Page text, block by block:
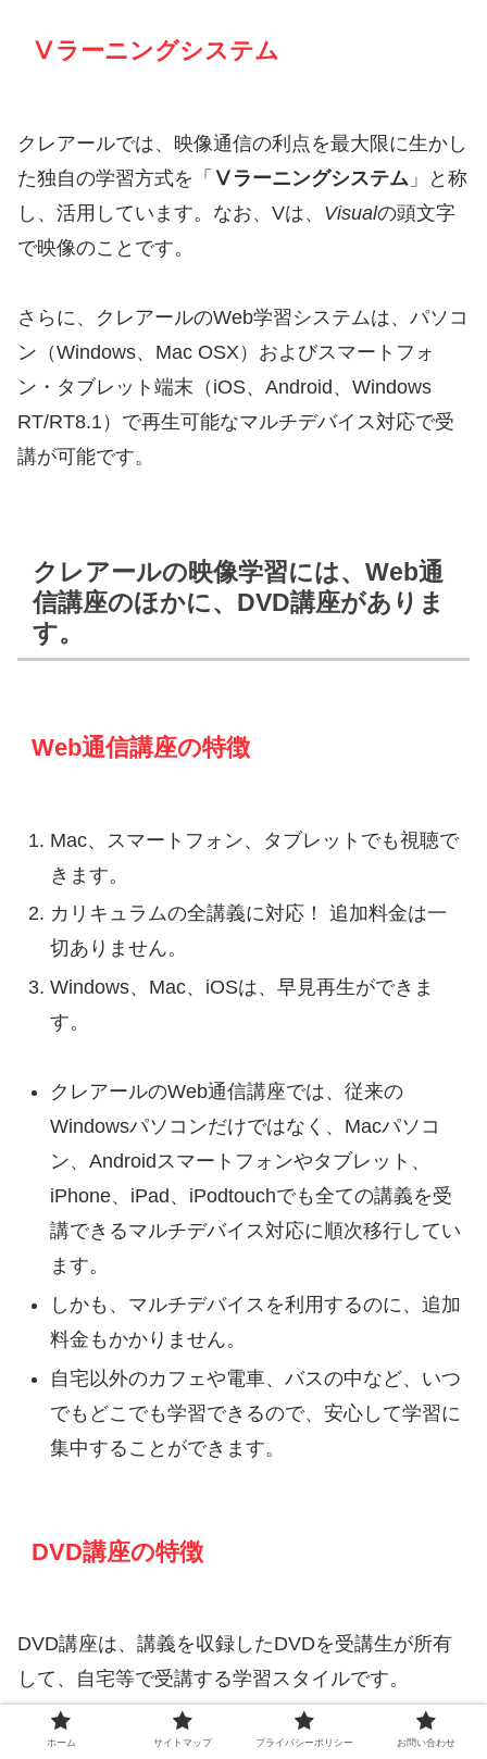
Ⅴラーニングシステム
クレアールでは、映像通信の利点を最大限に生かし
た独自の学習方式を「 Ⅴラーニングシステム 」と称
し、活用しています。なお、Vは、 Visualの頭文字
で映像のことです。
さらに、クレアールのWeb学習システムは、パソコ
ン（Windows、Mac OSX）およびスマートフォ
ン・タブレット端末（iOS、Android、Windows
RT/RT8.1）で再生可能なマルチデバイス対応で受
講が可能です。
クレアールの映像学習には、Web通
信講座のほかに、DVD講座がありま
す。
Web通信講座の特徴
Mac、スマートフォン、タブレットでも視聴で
きます。
カリキュラムの全講義に対応！ 追加料金は一
切ありません。
Windows、Mac、iOSは、早見再生ができま
す。
クレアールのWeb通信講座では、従来の
Windowsパソコンだけではなく、Macパソコ
ン、Androidスマートフォンやタブレット、
iPhone、iPad、iPodtouchでも全ての講義を受
講できるマルチデバイス対応に順次移行してい
ます。
しかも、マルチデバイスを利用するのに、追加
料金もかかりません。
自宅以外のカフェや電車、バスの中など、いつ
でもどこでも学習できるので、安心して学習に
集中することができます。
DVD講座の特徴
DVD講座は、講義を収録したDVDを受講生が所有
して、自宅等で受講する学習スタイルです。
DVD通信で収録している講義とWeb通信で収録
ホーム サイトマップ プライバシーポリシー お問い合わせ